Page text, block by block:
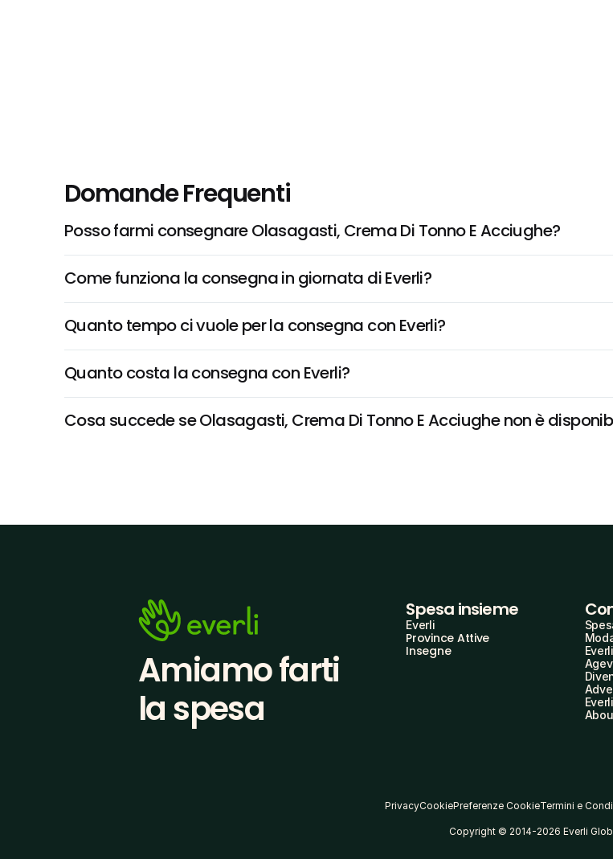
Domande Frequenti
Posso farmi consegnare Olasagasti, Crema Di Tonno E Acciughe?
Come funziona la consegna in giornata di Everli?
Quanto tempo ci vuole per la consegna con Everli?
Quanto costa la consegna con Everli?
Cosa succede se Olasagasti, Crema Di Tonno E Acciughe non è
Amiamo farti
la spesa
Spesa insieme
Everli
Province Attive
Insegne
PrivacyCookiePreferenze CookieTermini e
Copyright © 2014-2026 Everli